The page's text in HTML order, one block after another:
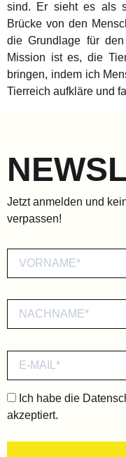
sind. Er sieht es als
Brücke von den
die Grundlage für
Mission ist es, die
bringen, indem ich
Tierreich aufkläre und
Jetzt anmelden und
verpassen!
Ich habe die
akzeptiert.